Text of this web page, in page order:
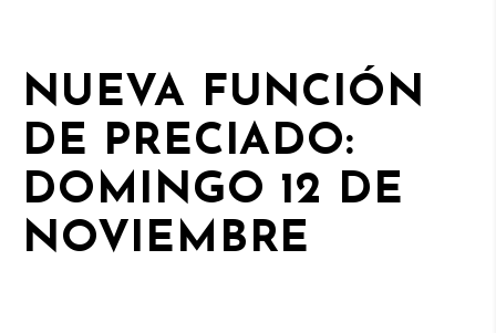
NUEVA FUNCIÓN
DE PRECIADO:
DOMINGO 12 DE
NOVIEMBRE